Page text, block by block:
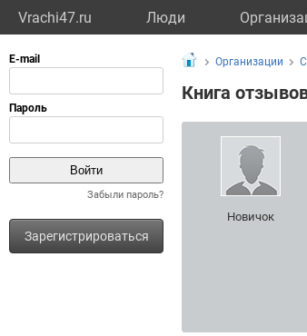
Vrachi47.ru Люди
Забыли пароль?
Зарегистрироваться
Организации
Книга
Новичок